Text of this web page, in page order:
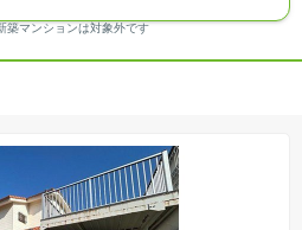
なる場合があります。
の住戸に該当しない項目もあります。
週間表示されます。
建物プラン例は、土地購入者の設計プランの参考
が表記してある時、そのプラン例は特定の建築請
外で建てた場合、同様のものが同価格で建てられる
するものではありません。
築マンションは対象外です